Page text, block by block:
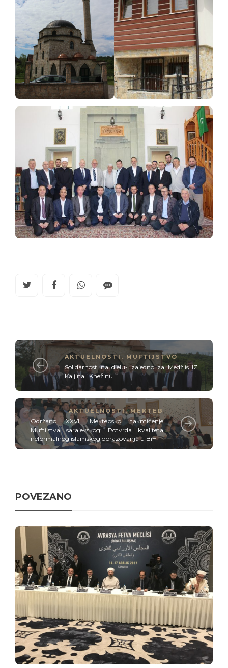
AKTUELNOSTI , MUFTIJSTVO
Solidarnost na djelu- zajedno za Medžlis IZ
Kaljina i Knežinu
AKTUELNOSTI,MEKTEB
Održano XXVII Mektebsko takmičenje
Muftijstva sarajevskog: Potvrda kvaliteta
neformalnog islamskog obrazovanja u BiH
POVEZANO